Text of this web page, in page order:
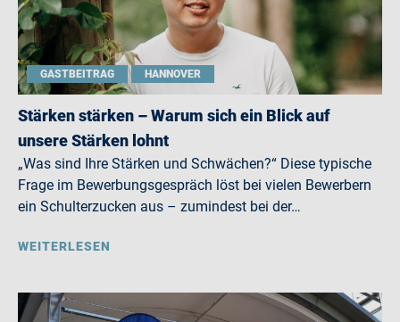
GASTBEITRAG HANNOVER
Stärken stärken – Warum sich ein Blick auf
unsere Stärken lohnt
„Was sind Ihre Stärken und Schwächen?“ Diese typische
Frage im Bewerbungsgespräch löst bei vielen Bewerbern
ein Schulterzucken aus – zumindest bei der…
WEITERLESEN